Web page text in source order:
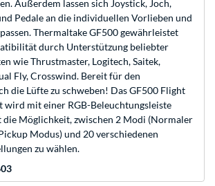
Außerdem lassen sich Joystick, Joch,
Pedale an die individuellen Vorlieben und
Thermaltake GF500 gewährleistet
durch Unterstützung beliebter
wie Thrustmaster, Logitech, Saitek,
Fly, Crosswind. Bereit für den
die Lüfte zu schweben! Das GF500 Flight
wird mit einer RGB-Beleuchtungsleiste
die Möglichkeit, zwischen 2 Modi (Normaler
Modus) und 20 verschiedenen
zu wählen.